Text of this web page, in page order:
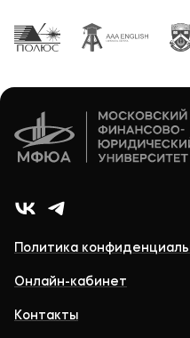
Политика
Онлайн-кабинет
Контакты